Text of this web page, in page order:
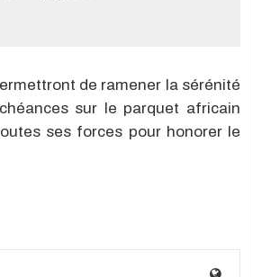
de ramener la sérénité
sur le parquet africain
ses forces pour honorer le